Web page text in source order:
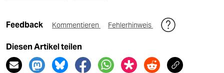
Feedback Kommentieren Fehlerhinweis
Diesen Artikel teilen